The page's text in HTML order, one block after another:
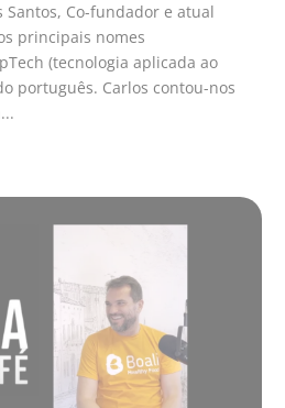
Santos, Co-fundador e atual
principais nomes
(tecnologia aplicada ao
português. Carlos contou-nos